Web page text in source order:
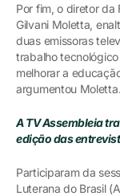
Por fim, o diretor da
Gilvani Moletta,
duas emissoras
trabalho
melhorar a
argumentou Moletta.
A TV Assembleia
edição das
Participaram da
Luterana do Brasil